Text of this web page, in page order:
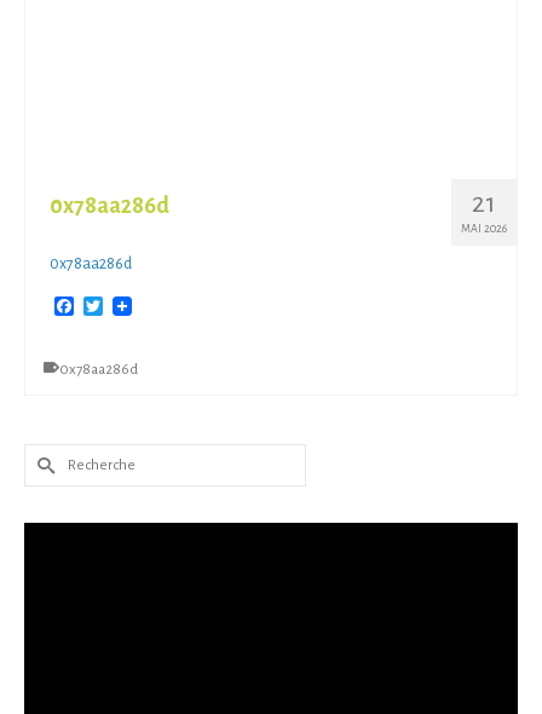
21
MAI 2026
0x78aa286d
0x78aa286d
Facebook
Twitter
0x78aa286d
Rechercher :